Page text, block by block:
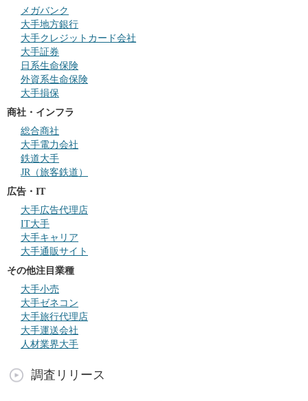
メガバンク
大手地方銀行
大手クレジットカード会社
大手証券
日系生命保険
外資系生命保険
大手損保
商社・インフラ
総合商社
大手電力会社
鉄道大手
JR（旅客鉄道）
広告・IT
大手広告代理店
IT大手
大手キャリア
大手通販サイト
その他注目業種
大手小売
大手ゼネコン
大手旅行代理店
大手運送会社
人材業界大手
調査リリース